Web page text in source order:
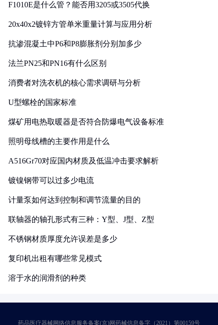
F1010E是什么管？能否用3205或3505代换
20x40x2镀锌方管单米重量计算与应用分析
抗渗混凝土中P6和P8膨胀剂分别加多少
法兰PN25和PN16有什么区别
消费者对洗衣机的核心需求调研与分析
U型螺栓的国家标准
煤矿用电热取暖器是否符合防爆电气设备标准
照明母线槽的主要作用是什么
A516Gr70对应国内材质及低温冲击要求解析
镀镍钢带可以过多少电流
计量泵如何达到控制和调节流量的目的
联轴器的轴孔形式有三种：Y型、J型、Z型
不锈钢材质厚度允许误差是多少
复印机出租有哪些常见模式
溶于水的润滑剂的种类
药品医疗器械网络信息服务备案(京)网药械信息备字（2021）第00159号